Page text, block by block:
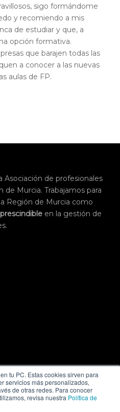
tu PC. Estas cookies sirven para
servicios más personalizados,
de otras redes. Para conocer
revisa nuestra Política de
sigo formándome
y recomiendo a mis
de estudiar y que, a
opción formativa.
que barajen todas las
a conocer a las nuevas
aulas de FP.
Asociación de profesionales
Murcia. Trabajamos para
Región de Murcia como
en la gestión de